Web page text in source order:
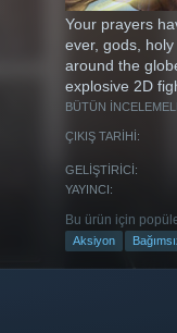
Your prayers
ever, gods,
around the
explosive 2D
BÜTÜN
ÇIKIŞ TARIHI:
GELIŞTIRICI:
YAYINCI:
Bu ürün için
Aksiyon